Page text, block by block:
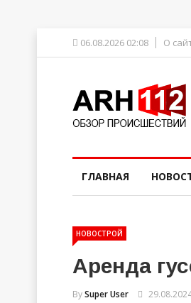
06.08.2026 02:08 О
ГЛАВНАЯ
НОВОСТРОЙ
Аренда
BySuper User